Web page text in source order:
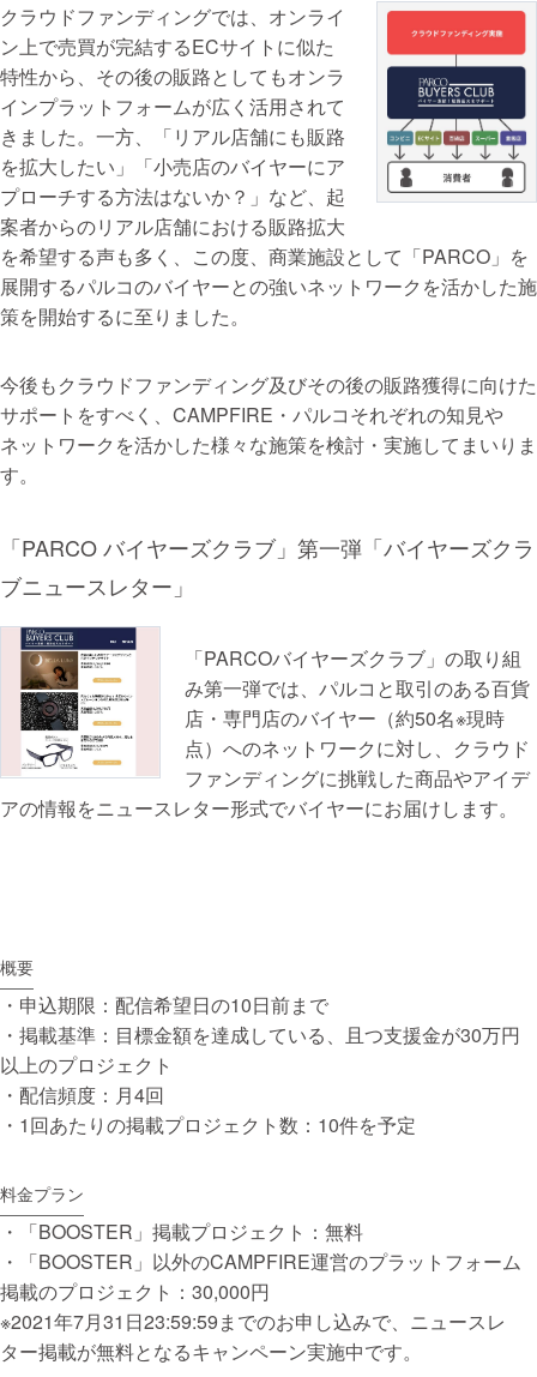
クラウドファンディングでは、オンライ
ン上で売買が完結するECサイトに似た
特性から、その後の販路としてもオンラ
インプラットフォームが広く活用されて
きました。一方、「リアル店舗にも販路
を拡大したい」「小売店のバイヤーにア
プローチする方法はないか？」など、起
案者からのリアル店舗における販路拡大
を希望する声も多く、この度、商業施設として「PARCO」を
展開するパルコのバイヤーとの強いネットワークを活かした施
策を開始するに至りました。
今後もクラウドファンディング及びその後の販路獲得に向けた
サポートをすべく、CAMPFIRE・パルコそれぞれの知見や
ネットワークを活かした様々な施策を検討・実施してまいりま
す。
「PARCO バイヤーズクラブ」第一弾「バイヤーズクラ
ブニュースレター」
「PARCOバイヤーズクラブ」の取り組
み第一弾では、パルコと取引のある百貨
店・専門店のバイヤー（約50名※現時
点）へのネットワークに対し、クラウド
ファンディングに挑戦した商品やアイデ
アの情報をニュースレター形式でバイヤーにお届けします。
概要
・申込期限：配信希望日の10日前まで
・掲載基準：目標金額を達成している、且つ支援金が30万円
以上のプロジェクト
・配信頻度：月4回
・1回あたりの掲載プロジェクト数：10件を予定
料金プラン
・「BOOSTER」掲載プロジェクト：無料
・「BOOSTER」以外のCAMPFIRE運営のプラットフォーム
掲載のプロジェクト：30,000円
※2021年7月31日23:59:59までのお申し込みで、ニュースレ
ター掲載が無料となるキャンペーン実施中です。